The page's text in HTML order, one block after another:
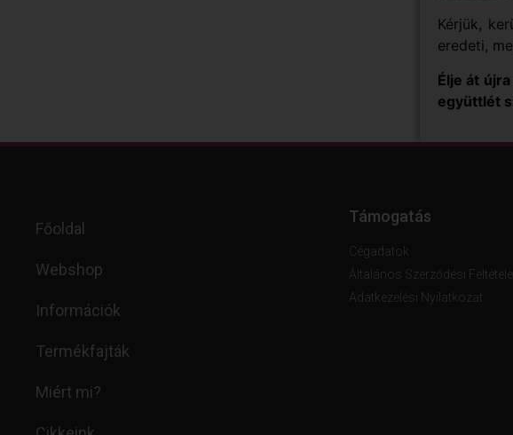
Kérjük,
eredeti,
Élje át
együttlét
Főoldal
Webshop
Információk
Termékfajták
Miért mi?
Támogatás
Cégadatok
Általános Szerződési
Adatkezelési Nyilatkozat